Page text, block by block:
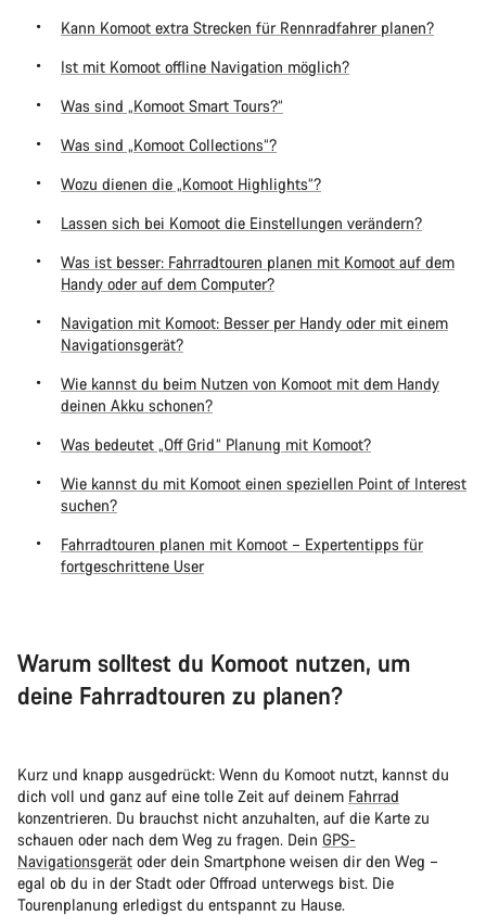
Kann Komoot extra Strecken für Rennradfahrer planen?
Ist mit Komoot offline Navigation möglich?
Was sind „Komoot Smart Tours?“
Was sind „Komoot Collections“?
Wozu dienen die „Komoot Highlights“?
Lassen sich bei Komoot die Einstellungen verändern?
Was ist besser: Fahrradtouren planen mit Komoot auf dem
Handy oder auf dem Computer?
Navigation mit Komoot: Besser per Handy oder mit einem
Navigationsgerät?
Wie kannst du beim Nutzen von Komoot mit dem Handy
deinen Akku schonen?
Was bedeutet „Off Grid“ Planung mit Komoot?
Wie kannst du mit Komoot einen speziellen Point of Interest
suchen?
Fahrradtouren planen mit Komoot – Expertentipps für
fortgeschrittene User
Warum solltest du Komoot nutzen, um
deine Fahrradtouren zu planen?
Kurz und knapp ausgedrückt: Wenn du Komoot nutzt, kannst du
dich voll und ganz auf eine tolle Zeit auf deinem Fahrrad
konzentrieren. Du brauchst nicht anzuhalten, auf die Karte zu
schauen oder nach dem Weg zu fragen. Dein GPS-
Navigationsgerät oder dein Smartphone weisen dir den Weg –
egal ob du in der Stadt oder Offroad unterwegs bist. Die
Tourenplanung erledigst du entspannt zu Hause.